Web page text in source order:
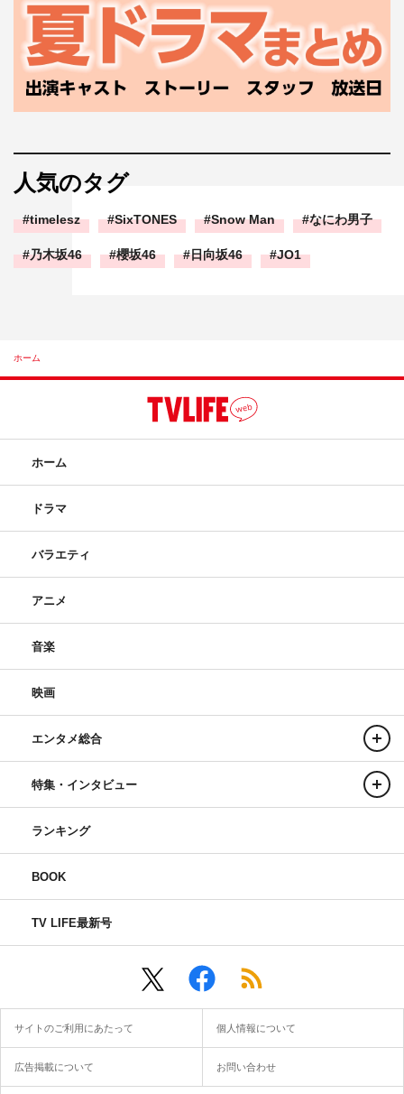
人気のタグ
timelesz SixTONES Snow Man なにわ男子
乃木坂46 櫻坂46 日向坂46 JO1
ホーム
ホーム
ドラマ
バラエティ
アニメ
音楽
映画
エンタメ総合
特集・インタビュー
ランキング
BOOK
TV LIFE最新号
サイトのご利用にあたって 個人情報について
広告掲載について お問い合わせ